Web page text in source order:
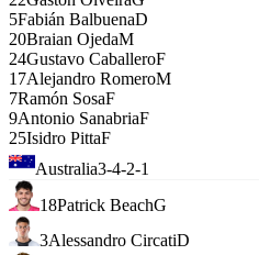
5Fabián BalbuenaD
20Braian OjedaM
24Gustavo CaballeroF
17Alejandro RomeroM
7Ramón SosaF
9Antonio SanabriaF
25Isidro PittaF
Australia3-4-2-1
18Patrick BeachG
3Alessandro CircatiD